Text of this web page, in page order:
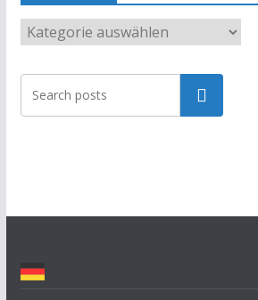
a
t
g
Suchen